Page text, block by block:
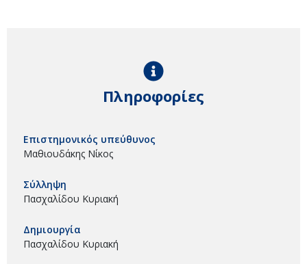
Πληροφορίες
Επιστημονικός υπεύθυνος
Μαθιουδάκης Νίκος
Σύλληψη
Πασχαλίδου Κυριακή
Δημιουργία
Πασχαλίδου Κυριακή